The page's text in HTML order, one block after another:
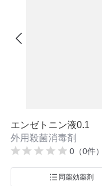
エンゼトニン液0.1
外用殺菌消毒剤
0（0件）
同薬効薬剤